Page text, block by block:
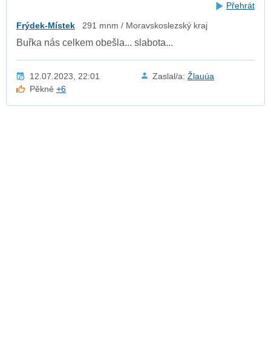
Přehrát
Frýdek-Místek 291 mnm / Moravskoslezský kraj
Buřka nás celkem obešla... slabota...
12.07.2023, 22:01 Zaslal/a: Žlauúa
Pěkné+6